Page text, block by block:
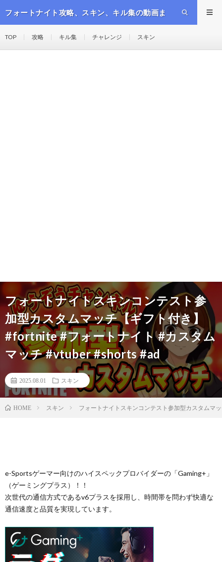
フォートナイト攻略、スキン、キル集の動画ま
TOP 攻略 キル集 チャレンジ スキン
フォートナイトスキンコンテスト参
加型カスタムマッチ【ギフト付き】
#fortnite #フォートナイト #カスタム
マッチ #vtuber #shorts #ad
2025.08.01 スキン
HOME スキン フォートナイトスキンコンテスト参加型カスタムマ
e-Sportsゲーマー向けのハイスペックプロバイダーの「Gaming+」
（ゲーミングプラス）！！
次世代の通信方式であるv6プラスを採用し、時間帯を問わず快適な
通信速度と品質を実現しています。